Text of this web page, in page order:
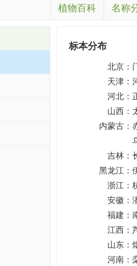
植物百科 名称
标本分布
北京：
天津：
河北：
山西：
内蒙古：
吉林：
黑龙江：
浙江：
安徽：
福建：
江西：
山东：
河南：